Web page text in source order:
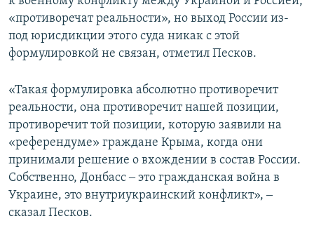
«противоречат реальности», но выход России из-
под юрисдикции этого суда никак с этой
формулировкой не связан, отметил Песков.
«Такая формулировка абсолютно противоречит
реальности, она противоречит нашей позиции,
противоречит той позиции, которую заявили на
«референдуме» граждане Крыма, когда они
принимали решение о вхождении в состав России.
Собственно, Донбасс ‒ это гражданская война в
Украине, это внутриукраинский конфликт», ‒
сказал Песков.